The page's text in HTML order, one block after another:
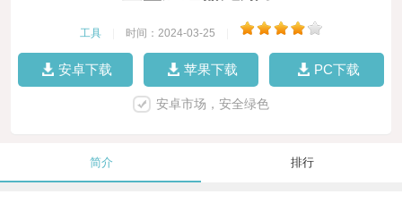
工具 时间：2024-03-25
安卓下载 苹果下载 PC下载
安卓市场，安全绿色
简介 排行